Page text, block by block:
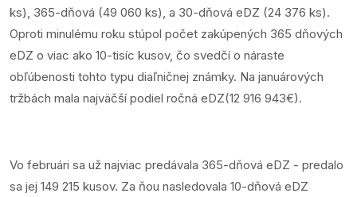
ks), 365-dňová (49 060 ks), a 30-dňová eDZ (24 376 ks).
Oproti minulému roku stúpol počet zakúpených 365 dňových
eDZ o viac ako 10-tisíc kusov, čo svedčí o náraste
obľúbenosti tohto typu diaľničnej známky. Na januárových
tržbách mala najväčší podiel ročná eDZ(12 916 943€).
Vo februári sa už najviac predávala 365-dňová eDZ - predalo
sa jej 149 215 kusov. Za ňou nasledovala 10-dňová eDZ